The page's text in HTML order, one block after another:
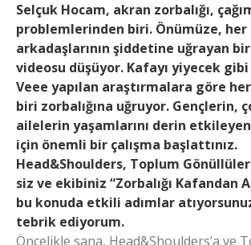
Selçuk Hocam, akran zorbalığı,
problemlerinden biri. Önümüze, her
arkadaşlarının şiddetine uğrayan
videosu düşüyor. Kafayı yiyecek
Veee yapılan araştırmalara göre
biri zorbalığına uğruyor. Gençlerin,
ailelerin yaşamlarını derin
için önemli bir çalışma başlattınız.
Head&Shoulders, Toplum
siz ve ekibiniz “Zorbalığı Kafandan
bu konuda etkili adımlar
tebrik ediyorum.
Öncelikle sana, Head&Shoulders’a ve